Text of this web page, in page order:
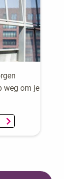
weg om je